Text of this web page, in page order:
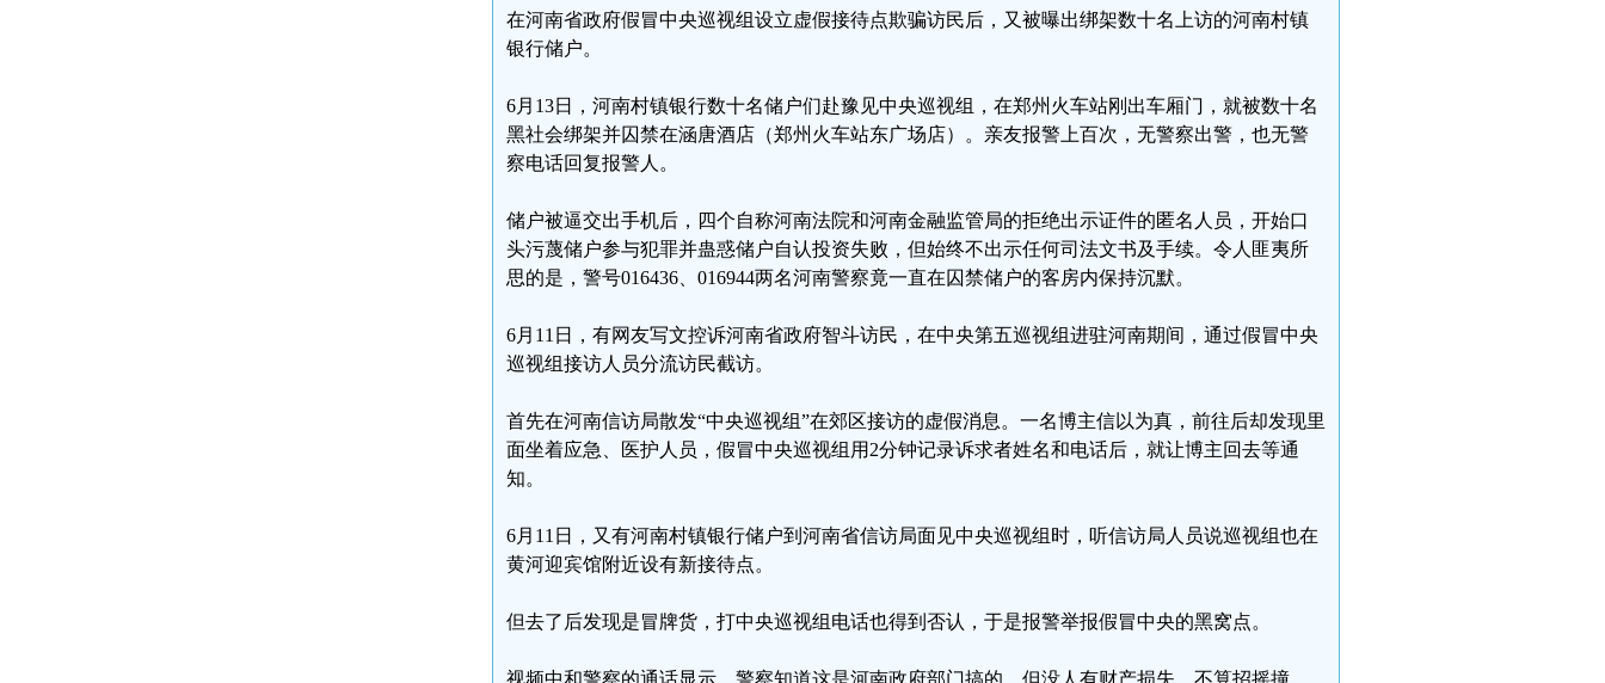
在河南省政府假冒中央巡视组设立虚假接待点欺骗访民后，又被曝出绑架数十名上访的河南村镇
银行储户。
6月13日，河南村镇银行数十名储户们赴豫见中央巡视组，在郑州火车站刚出车厢门，就被数十名
黑社会绑架并囚禁在涵唐酒店（郑州火车站东广场店）。亲友报警上百次，无警察出警，也无警
察电话回复报警人。
储户被逼交出手机后，四个自称河南法院和河南金融监管局的拒绝出示证件的匿名人员，开始口
头污蔑储户参与犯罪并蛊惑储户自认投资失败，但始终不出示任何司法文书及手续。令人匪夷所
思的是，警号016436、016944两名河南警察竟一直在囚禁储户的客房内保持沉默。
6月11日，有网友写文控诉河南省政府智斗访民，在中央第五巡视组进驻河南期间，通过假冒中央
巡视组接访人员分流访民截访。
首先在河南信访局散发“中央巡视组”在郊区接访的虚假消息。一名博主信以为真，前往后却发现里
面坐着应急、医护人员，假冒中央巡视组用2分钟记录诉求者姓名和电话后，就让博主回去等通
知。
6月11日，又有河南村镇银行储户到河南省信访局面见中央巡视组时，听信访局人员说巡视组也在
黄河迎宾馆附近设有新接待点。
但去了后发现是冒牌货，打中央巡视组电话也得到否认，于是报警举报假冒中央的黑窝点。
视频中和警察的通话显示，警察知道这是河南政府部门搞的，但没人有财产损失，不算招摇撞